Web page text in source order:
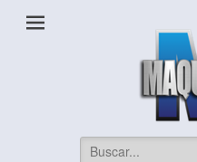
Herrajes, Automatización,
Buscar: